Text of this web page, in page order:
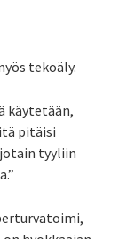
tekoäly.
käytetään,
pitäisi
tyyliin